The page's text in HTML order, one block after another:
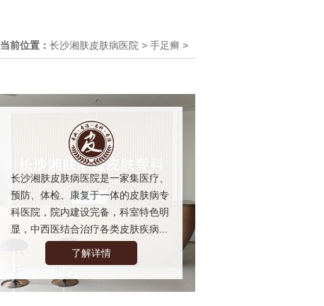
当前位置： 长沙湘肤皮肤病医院 > 手足癣 >
长沙湘肤皮肤病医院是一家集医疗、
预防、体检、康复于一体的皮肤病专
科医院，院内建设完备，科室特色明
显，中西医结合治疗各类皮肤疾病...
了解详情